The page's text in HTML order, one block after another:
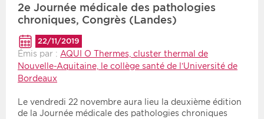
2e Journée médicale des pathologies
chroniques, Congrès (Landes)
22/11/2019
Émis par : AQUI O Thermes, cluster thermal de
Nouvelle-Aquitaine, le collège santé de l’Université de
Bordeaux
Le vendredi 22 novembre aura lieu la deuxième édition
de la Journée médicale des pathologies chroniques